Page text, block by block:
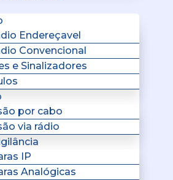
Endereçavel
Convencional
e Sinalizadores
por cabo
via rádio
IP
Analógicas